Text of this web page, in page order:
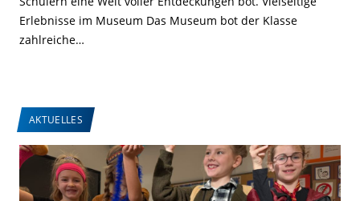
Erlebnisse im Museum Das Museum bot der Klasse
zahlreiche…
AKTUELLES